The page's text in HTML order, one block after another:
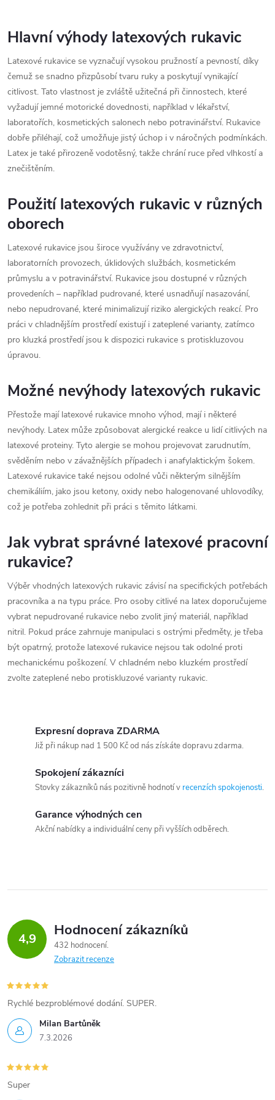
u
Hlavní výhody latexových rukavic
Latexové rukavice se vyznačují vysokou pružností a pevností, díky
čemuž se snadno přizpůsobí tvaru ruky a poskytují vynikající
citlivost. Tato vlastnost je zvláště užitečná při činnostech, které
vyžadují jemné motorické dovednosti, například v lékařství,
laboratořích, kosmetických salonech nebo potravinářství. Rukavice
dobře přiléhají, což umožňuje jistý úchop i v náročných podmínkách.
Latex je také přirozeně vodotěsný, takže chrání ruce před vlhkostí a
znečištěním.
Použití latexových rukavic v různých
oborech
Latexové rukavice jsou široce využívány ve zdravotnictví,
laboratorních provozech, úklidových službách, kosmetickém
průmyslu a v potravinářství. Rukavice jsou dostupné v různých
provedeních – například pudrované, které usnadňují nasazování,
nebo nepudrované, které minimalizují riziko alergických reakcí. Pro
práci v chladnějším prostředí existují i zateplené varianty, zatímco
pro kluzká prostředí jsou k dispozici rukavice s protiskluzovou
úpravou.
Možné nevýhody latexových rukavic
Přestože mají latexové rukavice mnoho výhod, mají i některé
nevýhody. Latex může způsobovat alergické reakce u lidí citlivých na
latexové proteiny. Tyto alergie se mohou projevovat zarudnutím,
svěděním nebo v závažnějších případech i anafylaktickým šokem.
Latexové rukavice také nejsou odolné vůči některým silnějším
chemikáliím, jako jsou ketony, oxidy nebo halogenované uhlovodíky,
což je potřeba zohlednit při práci s těmito látkami.
Jak vybrat správné latexové pracovní
rukavice?
Výběr vhodných latexových rukavic závisí na specifických potřebách
pracovníka a na typu práce. Pro osoby citlivé na latex doporučujeme
vybrat nepudrované rukavice nebo zvolit jiný materiál, například
nitril. Pokud práce zahrnuje manipulaci s ostrými předměty, je třeba
být opatrný, protože latexové rukavice nejsou tak odolné proti
mechanickému poškození. V chladném nebo kluzkém prostředí
zvolte zateplené nebo protiskluzové varianty rukavic.
Expresní doprava ZDARMA
Již při nákup nad 1 500 Kč od nás získáte dopravu zdarma.
Spokojení zákazníci
Stovky zákazníků nás pozitivně hodnotí v recenzích spokojenosti.
Garance výhodných cen
Akční nabídky a individuální ceny při vyšších odběrech.
4,9 Hodnocení zákazníků
432 hodnocení
Zobrazit recenze
Milan Bartůněk
7.3.2026
Rychlé bezproblémové dodání. SUPER.
Super